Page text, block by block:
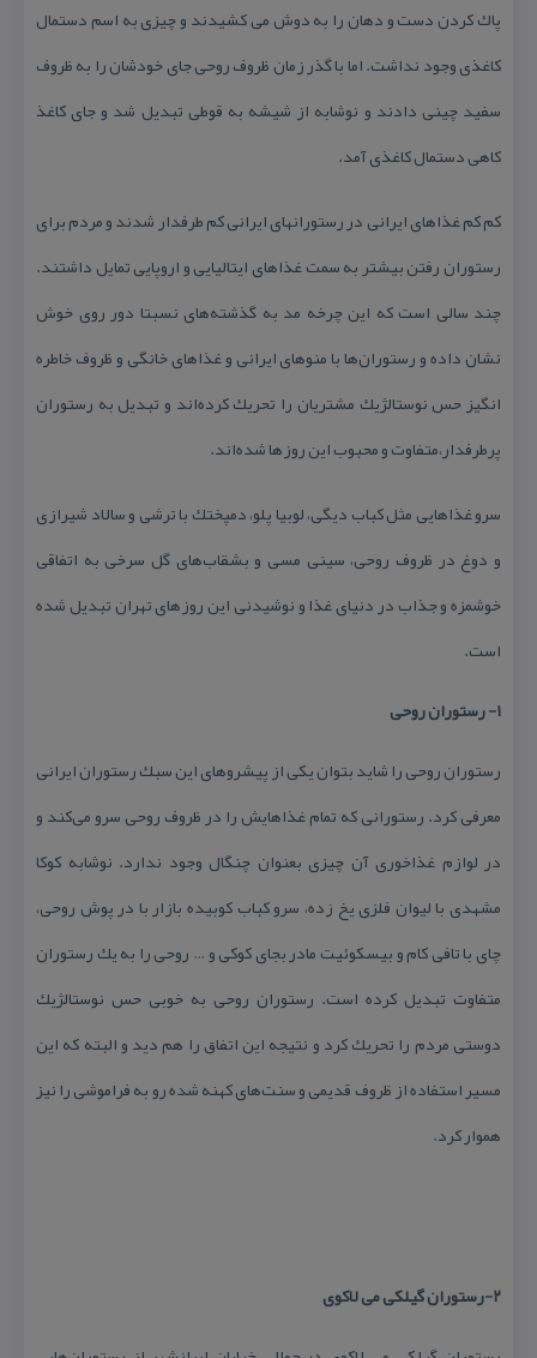
پاك كردن دست و دهان را به دوش می كشیدند و چیزی به اسم دستمال
كاغذی وجود نداشت. اما با گذر زمان ظروف روحی جای خودشان را به ظروف
سفید چینی دادند و نوشابه از شیشه به قوطی تبدیل شد و جای كاغذ
كاهی دستمال كاغذی آمد.
كم كم غذاهای ایرانی در رستورانهای ایرانی كم طرفدار شدند و مردم برای
رستوران رفتن بیشتر به سمت غذاهای ایتالیایی و اروپایی تمایل داشتند.
چند سالی است كه این چرخه مد به گذشته‌های نسبتا دور روی خوش
نشان داده و رستوران‌ها با منوهای ایرانی و غذاهای خانگی و ظروف خاطره
انگیز حس نوستالژیك مشتریان را تحریك كرده‌اند و تبدیل به رستوران
پرطرفدار،متفاوت و محبوب این روزها شده‌اند.
سرو غذاهایی مثل كباب دیگی، لوبیا پلو، دمپختك با ترشی و سالاد شیرازی
و دوغ در ظروف روحی، سینی مسی و بشقاب‌های گل سرخی به اتفاقی
خوشمزه و جذاب در دنیای غذا و نوشیدنی این روزهای تهران تبدیل شده
است.
۱- رستوران روحی
رستوران روحی را شاید بتوان یكی از پیشروهای این سبك رستوران ایرانی
معرفی كرد. رستورانی كه تمام غذاهایش را در ظروف روحی سرو می‌كند و
در لوازم غذاخوری آن چیزی بعنوان چنگال وجود ندارد. نوشابه كوكا
مشهدی با لیوان فلزی یخ زده، سرو كباب كوبیده بازار با در پوش روحی،
چای با تافی كام و بیسكوئیت مادر بجای كوكی و … روحی را به یك رستوران
متفاوت تبدیل كرده است. رستوران روحی به خوبی حس نوستالژیك
دوستی مردم را تحریك كرد و نتیجه این اتفاق را هم دید و البته كه این
مسیر استفاده از ظروف قدیمی و سنت‌های كهنه شده رو به فراموشی را نیز
هموار كرد.
۲-رستوران گیلكی می لاكوی